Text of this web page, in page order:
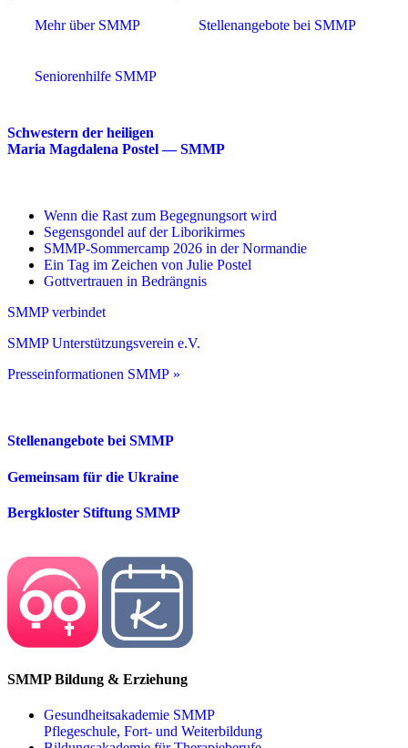
Mehr über SMMP Stellenangebote bei SMMP
Seniorenhilfe SMMP
Schwestern der heiligen
Maria Magdalena Postel — SMMP
Wenn die Rast zum Begegnungsort wird
Segensgondel auf der Liborikirmes
SMMP-Sommercamp 2026 in der Normandie
Ein Tag im Zeichen von Julie Postel
Gottvertrauen in Bedrängnis
SMMP verbindet
SMMP Unterstützungsverein e.V.
Presseinformationen SMMP »
Stellenangebote bei SMMP
Gemeinsam für die Ukraine
Bergkloster Stiftung SMMP
SMMP Bildung & Erziehung
Gesundheitsakademie SMMP
Pflegeschule, Fort- und Weiterbildung